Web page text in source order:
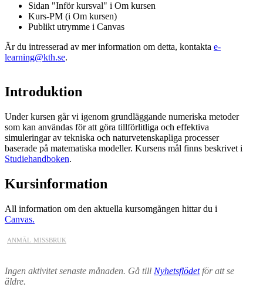
Sidan "Inför kursval" i Om kursen
Kurs-PM (i Om kursen)
Publikt utrymme i Canvas
Är du intresserad av mer information om detta, kontakta e-
learning@kth.se.
Introduktion
Under kursen går vi igenom grundläggande numeriska metoder
som kan användas för att göra tillförlitliga och effektiva
simuleringar av tekniska och naturvetenskapliga processer
baserade på matematiska modeller. Kursens mål finns beskrivet i
Studiehandboken.
Kursinformation
All information om den aktuella kursomgången hittar du i
Canvas.
anmäl missbruk
Ingen aktivitet senaste månaden. Gå till Nyhetsflödetför att se
äldre.